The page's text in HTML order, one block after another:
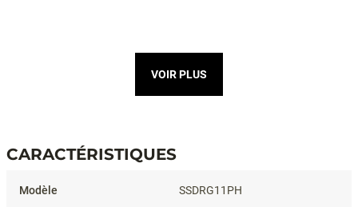
VOIR PLUS
CARACTÉRISTIQUES
SSDRG11PH